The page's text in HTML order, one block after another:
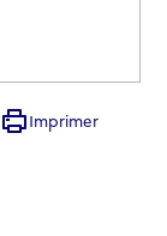
Imprimer